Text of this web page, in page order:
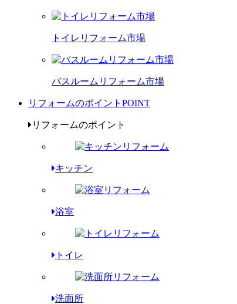
トイレリフォーム市場
バスルームリフォーム市場
リフォームのポイント POINT
リフォームのポイント
キッチン
浴室
トイレ
洗面所